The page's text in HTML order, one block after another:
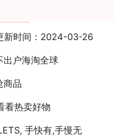
新时间：2024-03-26
出户海淘全球
商品
看热卖好物
手快有,手慢无